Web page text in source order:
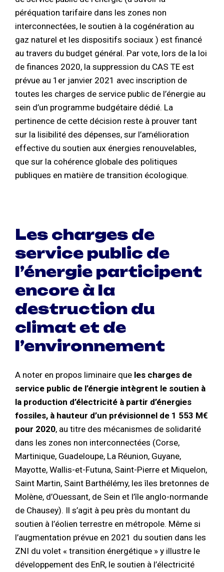
péréquation tarifaire dans les zones non
interconnectées, le soutien à la cogénération au
gaz naturel et les dispositifs sociaux ) est financé
au travers du budget général. Par vote, lors de la loi
de finances 2020, la suppression du CAS TE est
prévue au 1er janvier 2021 avec inscription de
toutes les charges de service public de l’énergie au
sein d’un programme budgétaire dédié. La
pertinence de cette décision reste à prouver tant
sur la lisibilité des dépenses, sur l’amélioration
effective du soutien aux énergies renouvelables,
que sur la cohérence globale des politiques
publiques en matière de transition écologique.
Les charges de
service public de
l’énergie participent
encore à la
destruction du
climat et de
l’environnement
A noter en propos liminaire que les charges de
service public de l’énergie intègrent le soutien à
la production d’électricité à partir d’énergies
fossiles, à hauteur d’un prévisionnel de 1 553 M€
pour 2020, au titre des mécanismes de solidarité
dans les zones non interconnectées (Corse,
Martinique, Guadeloupe, La Réunion, Guyane,
Mayotte, Wallis-et-Futuna, Saint-Pierre et Miquelon,
Saint Martin, Saint Barthélémy, les îles bretonnes de
Molène, d’Ouessant, de Sein et l’île anglo-normande
de Chausey). Il s’agit à peu près du montant du
soutien à l’éolien terrestre en métropole. Même si
l’augmentation prévue en 2021 du soutien dans les
ZNI du volet « transition énergétique » y illustre le
développement des EnR, le soutien à l’électricité